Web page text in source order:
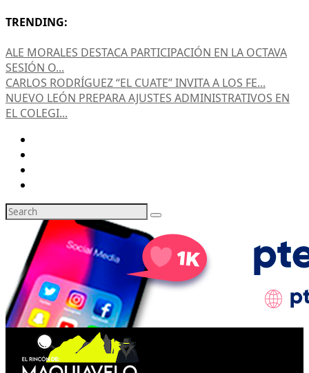
TRENDING:
ALE MORALES DESTACA PARTICIPACIÓN EN LA OCTAVA
SESIÓN O...
CARLOS RODRÍGUEZ “EL CUATE” INVITA A LOS FE...
NUEVO LEÓN PREPARA AJUSTES ADMINISTRATIVOS EN
EL COLEGI...